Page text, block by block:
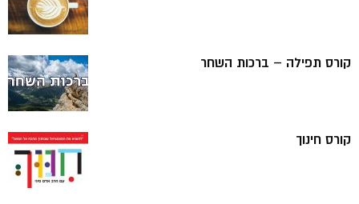
קורס תפילה – ברכות השחר
קורס חינוך